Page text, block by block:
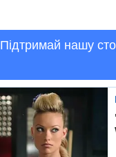
Підтримай нашу